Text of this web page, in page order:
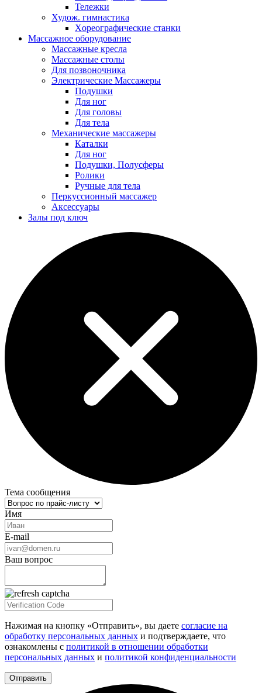
Тележки
Худож. гимнастика
Xореографические станки
Массажное оборудование
Массажные кресла
Массажные столы
Для позвоночника
Электрические Массажеры
Подушки
Для ног
Для головы
Для тела
Механические массажеры
Каталки
Для ног
Подушки, Полусферы
Ролики
Ручные для тела
Перкуссионный массажер
Аксессуары
Залы под ключ
Тема сообщения
Имя
E-mail
Ваш вопрос
Нажимая на кнопку «Отправить», вы даете согласие на
обработку персональных данных и подтверждаете, что
ознакомлены с политикой в отношении обработки
персональных данных и политикой конфиденциальности